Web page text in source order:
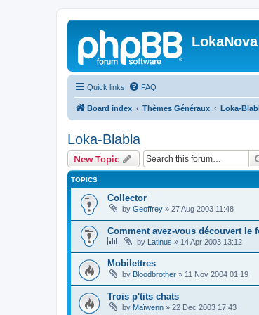
Quick links FAQ
Board index Thèmes Généraux Loka-
Loka-Blabla
New Topic
TOPICS
Collector
by Geoffrey » 27 Aug 2003 11:48
Comment avez-vous découvert le
by Latinus » 14 Apr 2003 13:12
Mobilettres
by Bloodbrother » 11 Nov 2004 01:19
Trois p'tits chats
by Maïwenn » 22 Dec 2003 17:43